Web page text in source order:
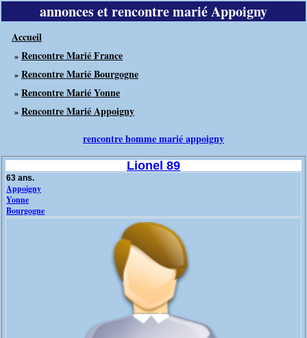
annonces et rencontre marié Appoigny
Accueil
» Rencontre Marié France
» Rencontre Marié Bourgogne
» Rencontre Marié Yonne
» Rencontre Marié Appoigny
rencontre homme marié appoigny
Lionel 89
63 ans.
Appoigny
Yonne
Bourgogne